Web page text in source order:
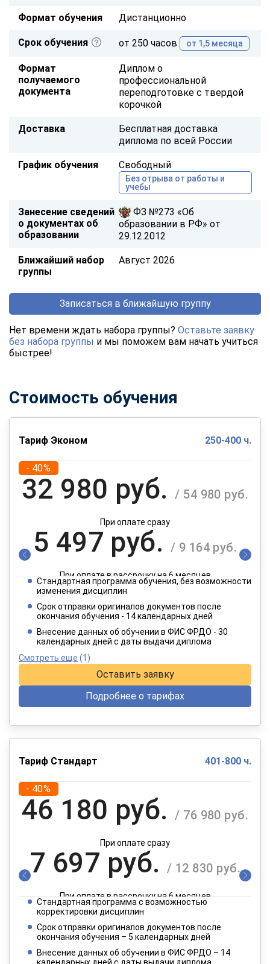
Формат обучения Дистанционно
Срок обучения от 250 часов от 1,5 месяца
Формат
получаемого
документа
Диплом о
профессиональной
переподготовке с твердой
корочкой
Доставка
Бесплатная доставка
диплома по всей России
График обучения Свободный
Без отрыва от работы и
учебы
Занесение сведений
о документах об
образовании
ФЗ №273 «Об
образовании в РФ» от
29.12.2012
Ближайший набор
группы
Август 2026
Записаться в ближайшую группу
Нет времени ждать набора группы? Оставьте заявку
без набора группы и мы поможем вам начать учиться
быстрее!
Стоимость обучения
Тариф Эконом 250-400 ч.
- 40%
32 980 руб. / 54 980 руб.
При оплате сразу
5 497 руб. / 9 164 руб.
При оплате в рассрочку на 6 месяцев
2 749 руб.
При оплате в рассрочку на 12 месяцев
Стандартная программа обучения, без возможности
изменения дисциплин
Срок отправки оригиналов документов после
окончания обучения - 14 календарных дней
Внесение данных об обучении в ФИС ФРДО - 30
календарных дней с даты выдачи диплома
Смотреть еще (1)
Оставить заявку
Подробнее о тарифах
Тариф Стандарт 401-800 ч.
- 40%
46 180 руб. / 76 980 руб.
При оплате сразу
7 697 руб. / 12 830 руб.
При оплате в рассрочку на 6 месяцев
3 849 руб.
При оплате в рассрочку на 12 месяцев
Стандартная программа с возможностью
корректировки дисциплин
Срок отправки оригиналов документов после
окончания обучения – 5 календарных дней
Внесение данных об обучении в ФИС ФРДО – 14
календарных дней с даты выдачи диплома